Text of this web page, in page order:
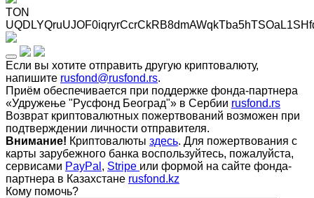
TON
Если вы хотите отправить другую криптовалюту,
напишите rusfond@rusfond.rs.
Приём обеспечивается при поддержке фонда-партнера
«Удружење "Русфонд Београд"» в Сербии rusfond.rs
Возврат криптовалютных пожертвований возможен при
подтверждении личности отправителя.
Внимание! Криптовалюты здесь. Для пожертвования с
карты зарубежного банка воспользуйтесь, пожалуйста,
сервисами PayPal , Stripe или формой на сайте фонда-
партнера в Казахстане rusfond.kz
Кому помочь?